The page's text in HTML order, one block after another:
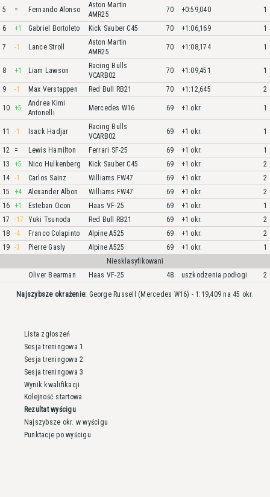
5 = Fernando Alonso
Aston Martin
AMR25
70 +0:59,040 1
6 +1 Gabriel Bortoleto Kick Sauber C45 70 +1:06,169 1
7 -1 Lance Stroll
Aston Martin
AMR25
70 +1:08,174 1
8 +1 Liam Lawson
Racing Bulls
VCARB02
70 +1:09,451 1
9 -1 Max Verstappen Red Bull RB21 70 +1:12,645 2
10 +5
Andrea Kimi
Antonelli
Mercedes W16 69 +1 okr. 1
11 -1 Isack Hadjar
Racing Bulls
VCARB02
69 +1 okr. 1
12 = Lewis Hamilton Ferrari SF-25 69 +1 okr.
1
13
+5 Nico Hulkenberg Kick Sauber C45 69 +1 okr.
2
14 -1 Carlos Sainz Williams FW47 69 +1 okr.
2
15
+4 Alexander Albon Williams FW47 69 +1 okr.
2
16
+1 Esteban Ocon Haas VF-25 69 +1 okr.
1
17
-17 Yuki Tsunoda Red Bull RB21 69 +1 okr.
2
18 -4 Franco Colapinto Alpine A525 69 +1 okr.
2
19 -3 Pierre Gasly Alpine A525 69 +1 okr.
1
Niesklasyfikowani
Oliver Bearman
Haas VF-25 48 uszkodzenia podłogi 2
Najszybsze okrażenie: George Russell (Mercedes W16) - 1:19,409 na 45 okr.
Lista zgłoszeń
Sesja treningowa 1
Sesja treningowa 2
Sesja treningowa 3
Wynik kwalifikacji
Kolejność startowa
Rezultat wyścigu
Najszybsze okr. w wyścigu
Punktacje po wyścigu